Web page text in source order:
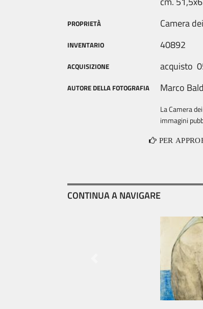
PROPRIETÀ Camera
INVENTARIO 40892
ACQUISIZIONE acquisto
AUTORE DELLA FOTOGRAFIA Marco
La Camera
immagini
PER
CONTINUA A NAVIGARE